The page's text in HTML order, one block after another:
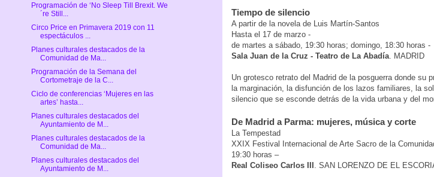
Tiempo de silencio
A partir de la novela de Luis Martín-Santos
Hasta el 17 de marzo -
de martes a sábado, 19:30 horas; domingo, 18:30 horas -
Sala Juan de la Cruz - Teatro de La Abadía . MADRID
Un grotesco retrato del Madrid de la posguerra donde su
la marginación, la disfunción de los lazos familiares, la
silencio que se esconde detrás de la vida urbana y del
De Madrid a Parma: mujeres, música y corte
La Tempestad
XXIX Festival Internacional de Arte Sacro de la
19:30 horas –
Real Coliseo Carlos III
. SAN LORENZO DE EL
Programación de ‘No Sleep Till Brexit. We
´re Still...
Circo Price en Primavera 2019 con 11
espectáculos ...
Planes culturales destacados de la
Comunidad de Ma...
Programación de la Semana del
Cortometraje de la C...
Ciclo de conferencias ‘Mujeres en las
artes’ hasta...
Planes culturales destacados del
Ayuntamiento de M...
Planes culturales destacados de la
Comunidad de Ma...
Planes culturales destacados del
Ayuntamiento de M...